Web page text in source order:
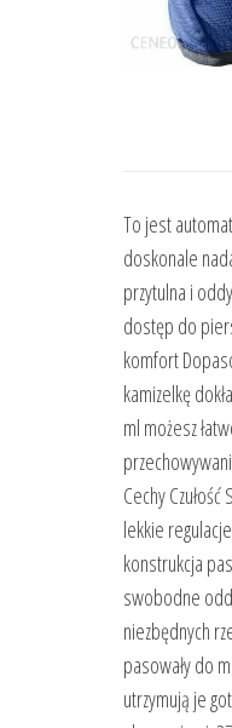
To jest
doskonale
przytulna i
dostęp do
komfort
kamizelkę
ml możesz
Cechy
lekkie
konstrukcja
swobodne
niezbędnych
pasowały do
utrzymują je